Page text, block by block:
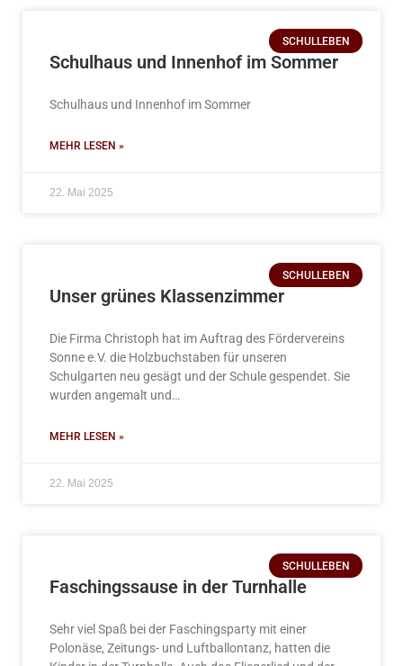
SCHULLEBEN
Schulhaus und Innenhof im Sommer
Schulhaus und Innenhof im Sommer
MEHR LESEN »
22. Mai 2025
SCHULLEBEN
Unser grünes Klassenzimmer
Die Firma Christoph hat im Auftrag des Fördervereins
Sonne e.V. die Holzbuchstaben für unseren
Schulgarten neu gesägt und der Schule gespendet. Sie
wurden angemalt und…
MEHR LESEN »
22. Mai 2025
SCHULLEBEN
Faschingssause in der Turnhalle
Sehr viel Spaß bei der Faschingsparty mit einer
Polonäse, Zeitungs- und Luftballontanz, hatten die